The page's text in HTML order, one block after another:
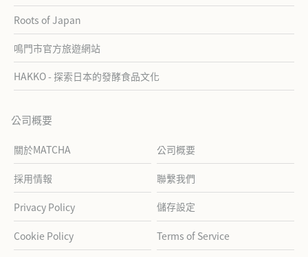
Roots of Japan
鳴門市官方旅遊網站
HAKKO - 探索日本的發酵食品文化
公司概要
關於MATCHA 公司概要
採用情報 聯繫我們
Privacy Policy 儲存設定
Cookie Policy Terms of Service